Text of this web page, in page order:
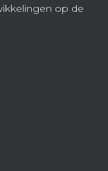
op de